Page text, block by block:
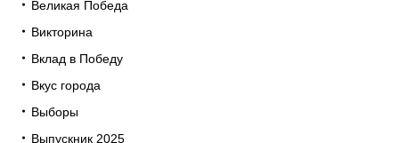
Великая Победа
Викторина
Вклад в Победу
Вкус города
Выборы
Выпускник 2025